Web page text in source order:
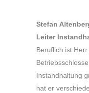
Stefan
Leiter
Beruflich ist
Instandhaltung
hat er